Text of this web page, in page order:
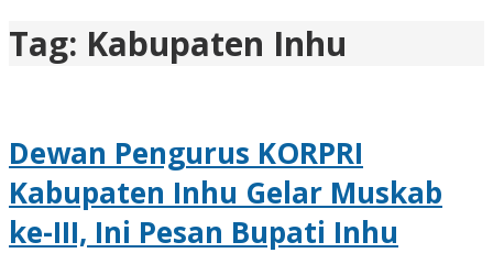
Tag: Kabupaten Inhu
Dewan Pengurus KORPRI
Kabupaten Inhu Gelar Muskab
ke-III, Ini Pesan Bupati Inhu